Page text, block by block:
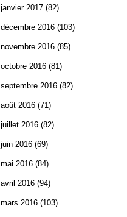
janvier 2017 (82)
décembre 2016 (103)
novembre 2016 (85)
octobre 2016 (81)
septembre 2016 (82)
août 2016 (71)
juillet 2016 (82)
juin 2016 (69)
mai 2016 (84)
avril 2016 (94)
mars 2016 (103)